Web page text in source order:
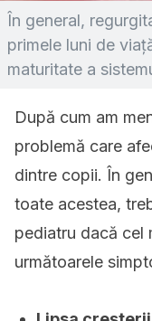
În general,
primele luni de
maturitate a
După cum am
problemă care
dintre copii. În
toate acestea,
pediatru dacă cel
următoarele